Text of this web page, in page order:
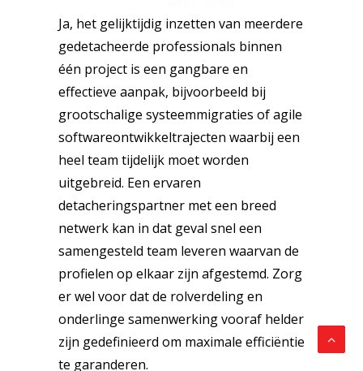
Ja, het gelijktijdig inzetten van meerdere
gedetacheerde professionals binnen
één project is een gangbare en
effectieve aanpak, bijvoorbeeld bij
grootschalige systeemmigraties of agile
softwareontwikkeltrajecten waarbij een
heel team tijdelijk moet worden
uitgebreid. Een ervaren
detacheringspartner met een breed
netwerk kan in dat geval snel een
samengesteld team leveren waarvan de
profielen op elkaar zijn afgestemd. Zorg
er wel voor dat de rolverdeling en
onderlinge samenwerking vooraf helder
zijn gedefinieerd om maximale efficiëntie
te garanderen.